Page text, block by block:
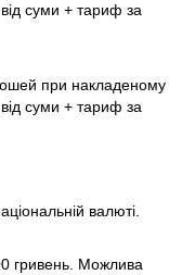
суми + тариф за
при накладеному
суми + тариф за
валюті.
гривень. Можлива